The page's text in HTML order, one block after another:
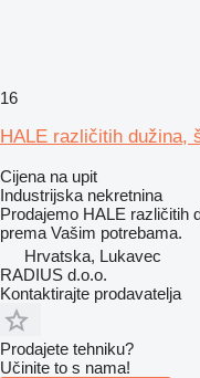
16
HALE različitih dužina,
Cijena na upit
Industrijska nekretnina
Prodajemo HALE različitih
prema Vašim potrebama.
Hrvatska, Lukavec
RADIUS d.o.o.
Kontaktirajte prodavatelja
Prodajete tehniku?
Učinite to s nama!